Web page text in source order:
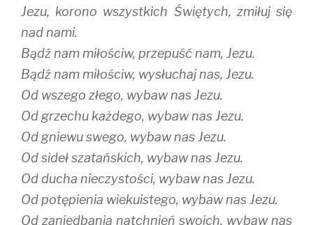
Jezu, korono wszystkich Świętych, zmiłuj się
nad nami.
Bądź nam miłościw, przepuść nam, Jezu.
Bądź nam miłościw, wysłuchaj nas, Jezu.
Od wszego złego, wybaw nas Jezu.
Od grzechu każdego, wybaw nas Jezu.
Od gniewu swego, wybaw nas Jezu.
Od sideł szatańskich, wybaw nas Jezu.
Od ducha nieczystości, wybaw nas Jezu.
Od potępienia wiekuistego, wybaw nas Jezu.
Od zaniedbania natchnień swoich, wybaw nas